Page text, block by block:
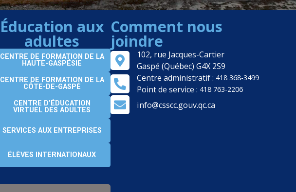
Éducation aux
adultes
CENTRE DE FORMATION DE LA
HAUTE-GASPÉSIE
CENTRE DE FORMATION DE LA
CÔTE-DE-GASPÉ
CENTRE D’ÉDUCATION
VIRTUEL DES ADULTES
SERVICES AUX ENTREPRISES
ÉLÈVES INTERNATIONAUX
Comment nous
joindre
102, rue Jacques-Cartier
Gaspé (Québec) G4X 2S9
Centre administratif : 418 368-3499
Point de service : 418 763-2206
info@csscc.gouv.qc.ca